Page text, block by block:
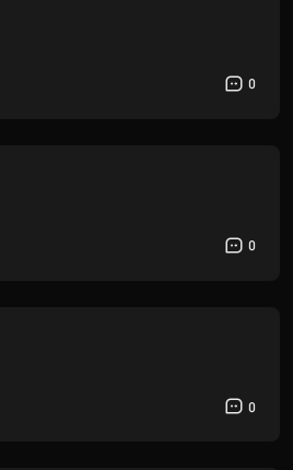
0
0
0